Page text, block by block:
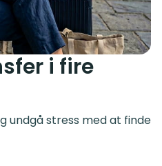
i fire
undgå stress med at finde